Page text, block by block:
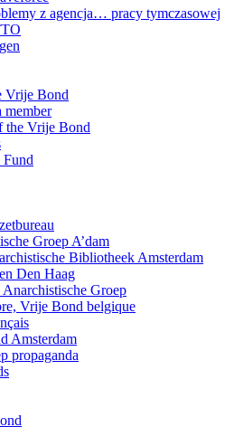
z agencja… pracy tymczasowej
Vrije Bond
member
the Vrije Bond
Fund
Groep A’dam
Bibliotheek Amsterdam
Den Haag
Anarchistische Groep
Vrije Bond belgique
Amsterdam
propaganda